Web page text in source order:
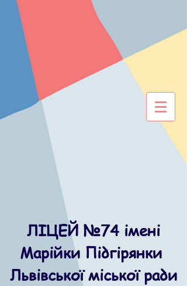
ЛІЦЕЙ №74 імені
Марійки Підгірянки
Львівської міської ради